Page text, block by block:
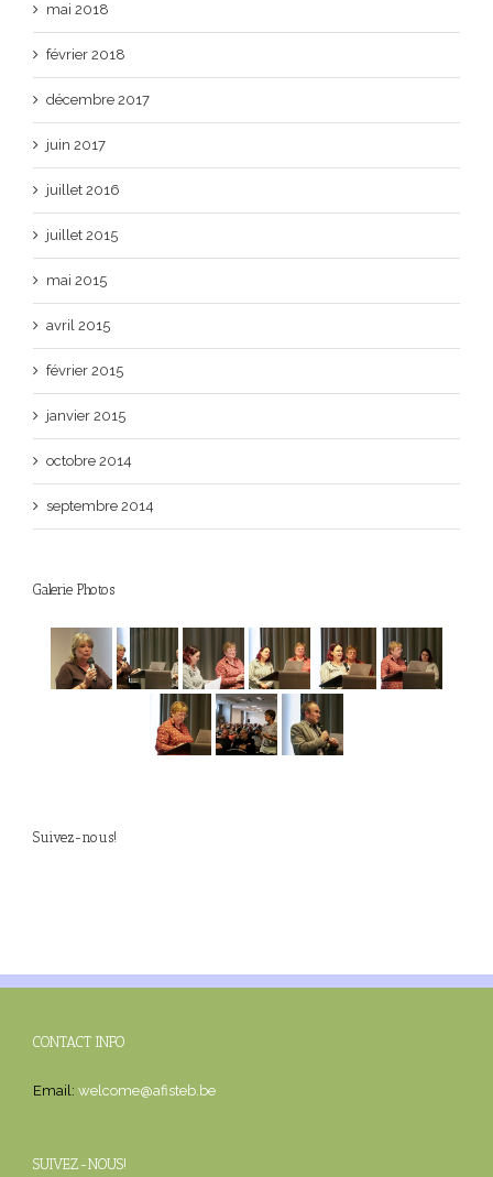
mai 2018
février 2018
décembre 2017
juin 2017
juillet 2016
juillet 2015
mai 2015
avril 2015
février 2015
janvier 2015
octobre 2014
septembre 2014
Galerie Photos
Suivez-nous!
CONTACT INFO
Email: welcome@afisteb.be
SUIVEZ-NOUS!